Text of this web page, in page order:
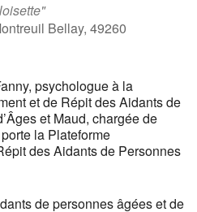
Bellay, 49260
psychologue à la
et de Répit des Aidants de
et Maud, chargée de
la Plateforme
des Aidants de Personnes
de personnes âgées et de